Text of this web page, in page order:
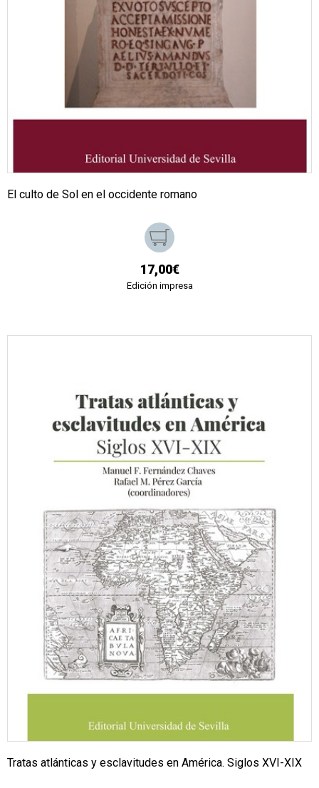
El culto de Sol en el occidente romano
17,00€
Edición impresa
Tratas atlánticas y esclavitudes en América. Siglos XVI-XIX